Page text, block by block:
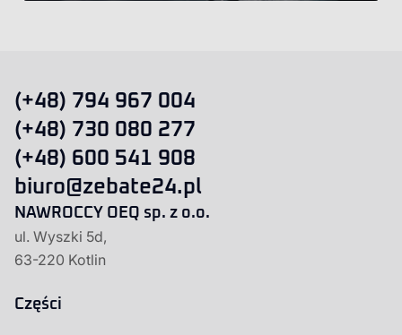
(+48) 794 967 004
(+48) 730 080 277
(+48) 600 541 908
biuro@zebate24.pl
NAWROCCY OEQ sp. z o.o.
ul. Wyszki 5d,
63-220 Kotlin
Części